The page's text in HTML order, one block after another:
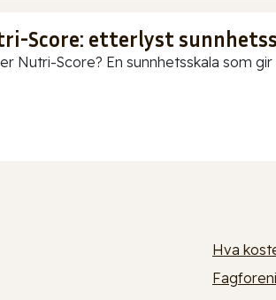
Score: etterlyst
Nutri-Score? En sunnhetsskala som
Hva